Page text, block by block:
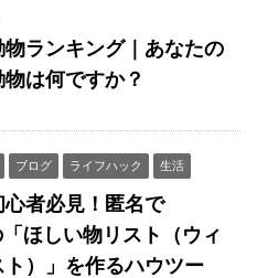
ランキング｜あなたの
は何ですか？
ブログ ライフハック 生活
心者必見！匿名で
ほしい物リスト（ウィ
ト）」を作るハウツー